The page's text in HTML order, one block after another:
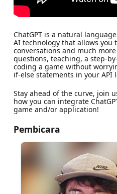
ChatGPT is a natural
AI technology that allows you
conversations and much
questions, teaching, a step-
coding a game without
if-else statements in your API
Stay ahead of the curve, join
how you can integrate
game and/or application!
Pembicara